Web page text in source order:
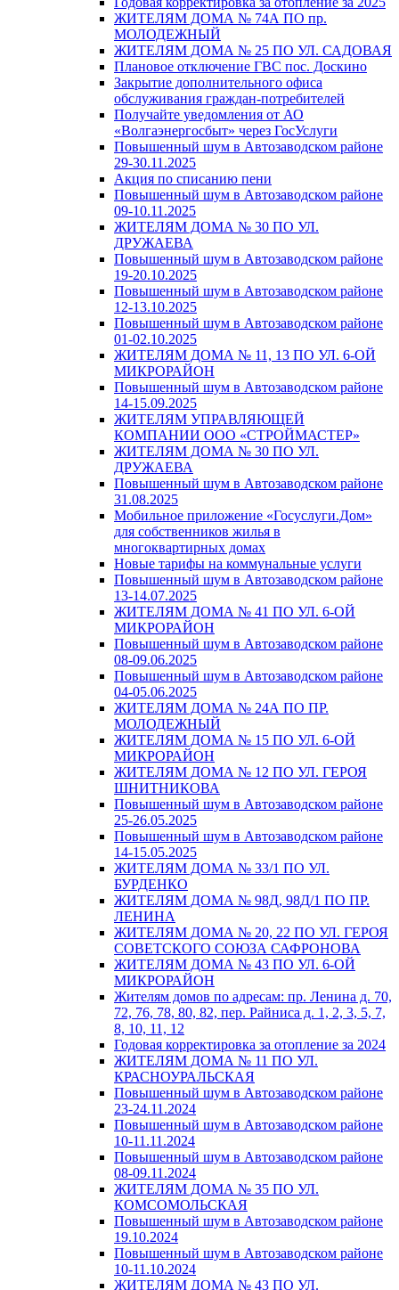
ЖИТЕЛЯМ ДОМА № 74А ПО пр.
МОЛОДЕЖНЫЙ
ЖИТЕЛЯМ ДОМА № 25 ПО УЛ. САДОВАЯ
Плановое отключение ГВС пос. Доскино
Закрытие дополнительного офиса
обслуживания граждан-потребителей
Получайте уведомления от АО
«Волгаэнергосбыт» через ГосУслуги
Повышенный шум в Автозаводском районе
29-30.11.2025
Акция по списанию пени
Повышенный шум в Автозаводском районе
09-10.11.2025
ЖИТЕЛЯМ ДОМА № 30 ПО УЛ.
ДРУЖАЕВА
Повышенный шум в Автозаводском районе
19-20.10.2025
Повышенный шум в Автозаводском районе
12-13.10.2025
Повышенный шум в Автозаводском районе
01-02.10.2025
ЖИТЕЛЯМ ДОМА № 11, 13 ПО УЛ. 6-ОЙ
МИКРОРАЙОН
Повышенный шум в Автозаводском районе
14-15.09.2025
ЖИТЕЛЯМ УПРАВЛЯЮЩЕЙ
КОМПАНИИ ООО «СТРОЙМАСТЕР»
ЖИТЕЛЯМ ДОМА № 30 ПО УЛ.
ДРУЖАЕВА
Повышенный шум в Автозаводском районе
31.08.2025
Мобильное приложение «Госуслуги.Дом»
для собственников жилья в
многоквартирных домах
Новые тарифы на коммунальные услуги
Повышенный шум в Автозаводском районе
13-14.07.2025
ЖИТЕЛЯМ ДОМА № 41 ПО УЛ. 6-ОЙ
МИКРОРАЙОН
Повышенный шум в Автозаводском районе
08-09.06.2025
Повышенный шум в Автозаводском районе
04-05.06.2025
ЖИТЕЛЯМ ДОМА № 24А ПО ПР.
МОЛОДЕЖНЫЙ
ЖИТЕЛЯМ ДОМА № 15 ПО УЛ. 6-ОЙ
МИКРОРАЙОН
ЖИТЕЛЯМ ДОМА № 12 ПО УЛ. ГЕРОЯ
ШНИТНИКОВА
Повышенный шум в Автозаводском районе
25-26.05.2025
Повышенный шум в Автозаводском районе
14-15.05.2025
ЖИТЕЛЯМ ДОМА № 33/1 ПО УЛ.
БУРДЕНКО
ЖИТЕЛЯМ ДОМА № 98Д, 98Д/1 ПО ПР.
ЛЕНИНА
ЖИТЕЛЯМ ДОМА № 20, 22 ПО УЛ. ГЕРОЯ
СОВЕТСКОГО СОЮЗА САФРОНОВА
ЖИТЕЛЯМ ДОМА № 43 ПО УЛ. 6-ОЙ
МИКРОРАЙОН
Жителям домов по адресам: пр. Ленина д. 70,
72, 76, 78, 80, 82, пер. Райниса д. 1, 2, 3, 5, 7,
8, 10, 11, 12
Годовая корректировка за отопление за 2024
ЖИТЕЛЯМ ДОМА № 11 ПО УЛ.
КРАСНОУРАЛЬСКАЯ
Повышенный шум в Автозаводском районе
23-24.11.2024
Повышенный шум в Автозаводском районе
10-11.11.2024
Повышенный шум в Автозаводском районе
08-09.11.2024
ЖИТЕЛЯМ ДОМА № 35 ПО УЛ.
КОМСОМОЛЬСКАЯ
Повышенный шум в Автозаводском районе
19.10.2024
Повышенный шум в Автозаводском районе
10-11.10.2024
ЖИТЕЛЯМ ДОМА № 43 ПО УЛ.